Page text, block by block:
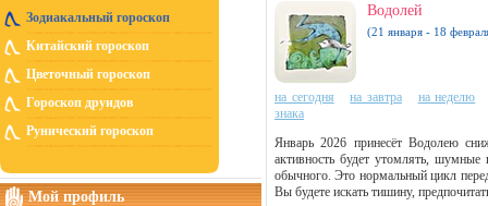
Зодиакальный гороскоп
Китайский гороскоп
Цветочный гороскоп
Гороскоп друидов
Рунический гороскоп
Мой профиль
Водолей
(21 января - 18
на сегодня на завтра
на неделю
знака
Январь 2026 принесёт Водолею
активность будет утомлять,
обычного. Это нормальный цикл
Вы будете искать тишину,